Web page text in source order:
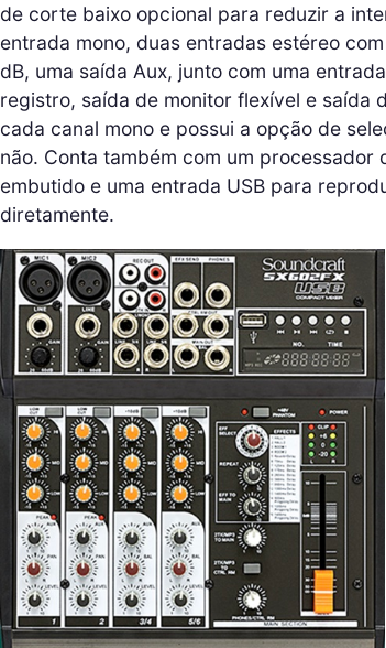
de corte baixo opcional para reduzir a
entrada mono, duas entradas estéreo
dB, uma saída Aux, junto com uma
registro, saída de monitor flexível e saída
cada canal mono e possui a opção de
não. Conta também com um
embutido e uma entrada USB para
diretamente.